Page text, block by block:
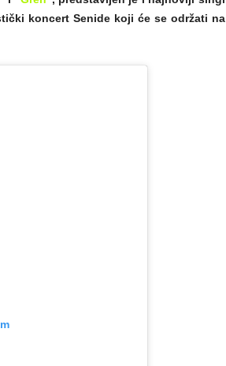
koncert Senide koji će se održati na